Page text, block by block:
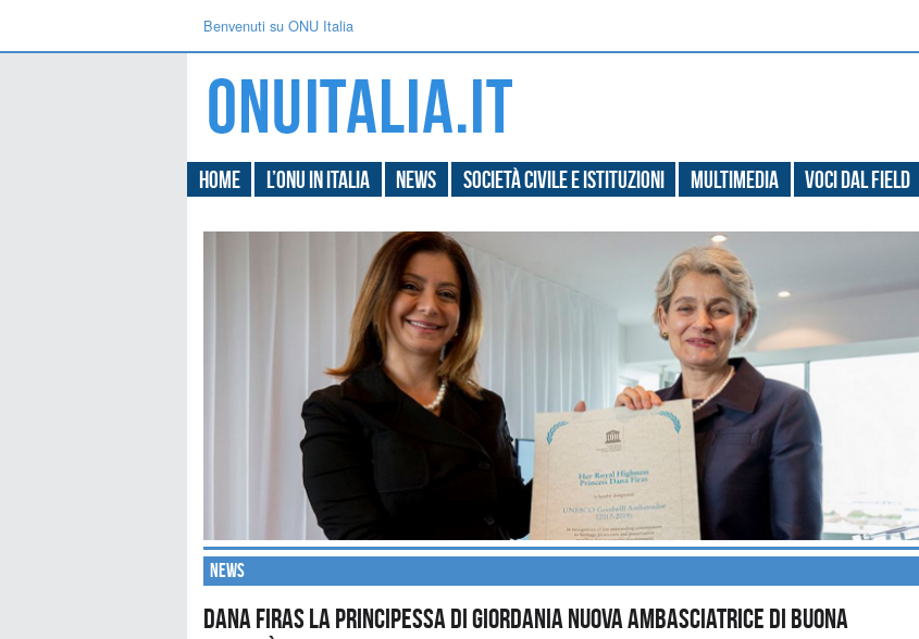
Benvenuti su ONU Italia
Home L’ONU in Italia News Società civile e Istituzioni Multimedia Voci dal field
News
Dana Firas la Principessa di Giordania nuova Ambasciatrice di buona